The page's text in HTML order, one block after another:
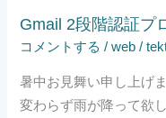
Gmail 2段階認証プ
コメントする /web /
暑中お見舞い申し上げ
変わらず雨が降って欲